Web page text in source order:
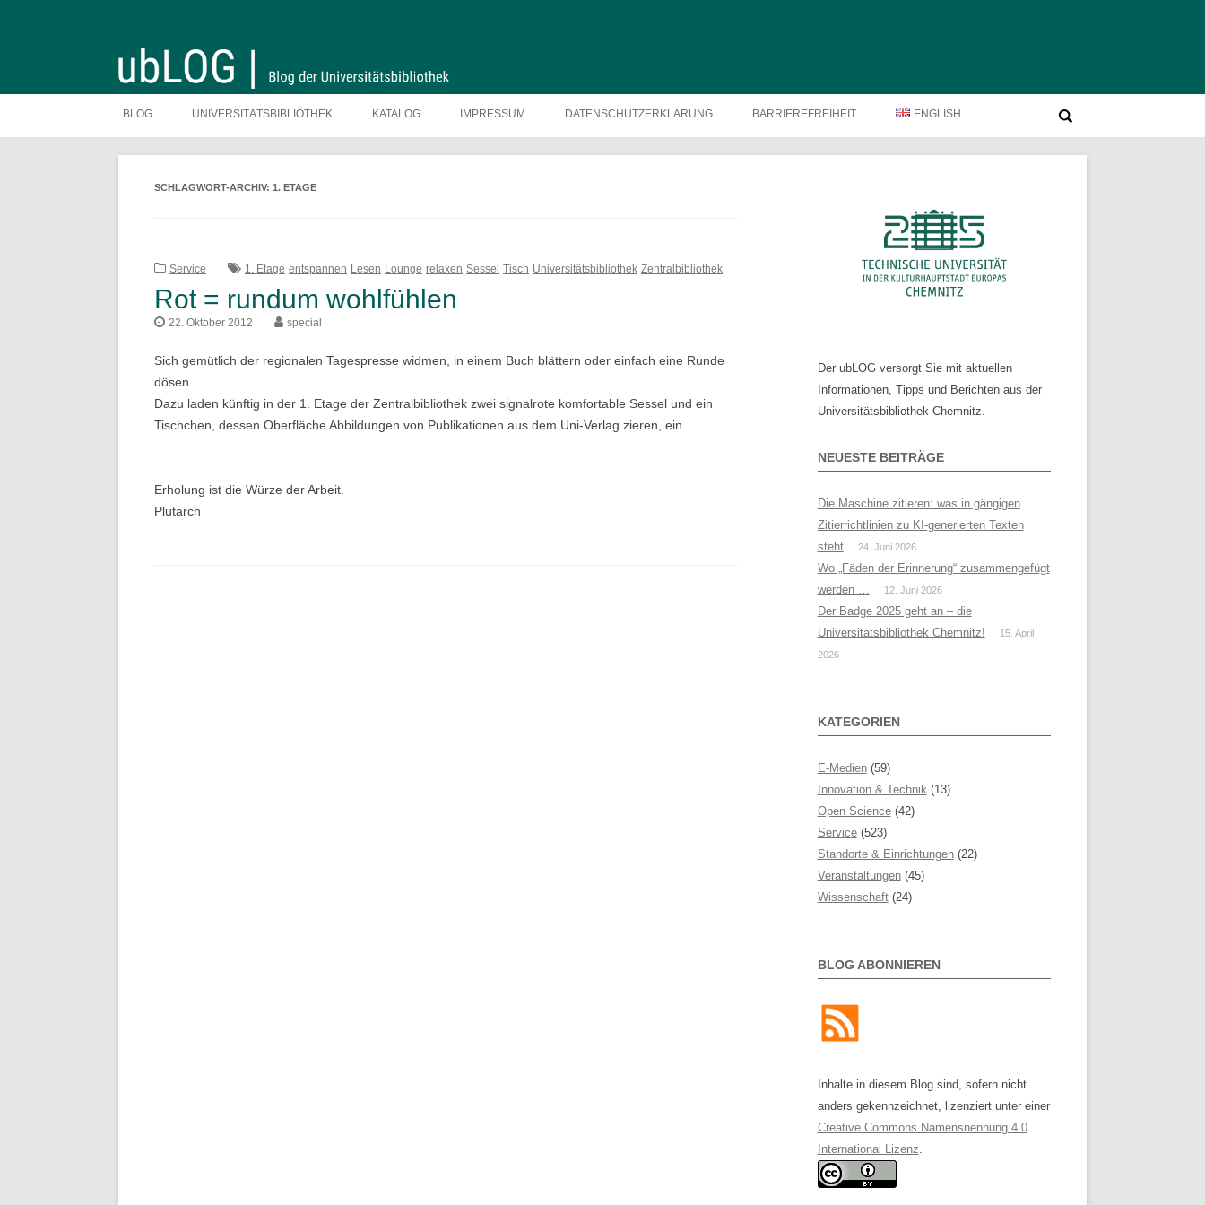
Inhalt
BLOG UNIVERSITÄTSBIBLIOTHEK KATALOG IMPRESSUM DATENSCHUTZERKLÄRUNG BARRIEREFREIHEIT ENGLISH
nach:
SCHLAGWORT-ARCHIV: 1. ETAGE
Service 1. Etage entspannen Lesen Lounge relaxen Sessel Tisch Universitätsbibliothek Zentralbibliothek
Rot = rundum wohlfühlen
22. Oktober 2012 special
Sich gemütlich der regionalen Tagespresse widmen, in einem Buch blättern oder einfach eine Runde
dösen…
Dazu laden künftig in der 1. Etage der Zentralbibliothek zwei signalrote komfortable Sessel und ein
Tischchen, dessen Oberfläche Abbildungen von Publikationen aus dem Uni-Verlag zieren, ein.
Erholung ist die Würze der Arbeit.
Plutarch
Der ubLOG versorgt Sie mit aktuellen
Informationen, Tipps und Berichten aus der
Universitätsbibliothek Chemnitz.
NEUESTE BEITRÄGE
Die Maschine zitieren: was in gängigen
Zitierrichtlinien zu KI-generierten Texten
steht
24. Juni 2026
Wo „Fäden der Erinnerung“ zusammengefügt
werden …
12. Juni 2026
Der Badge 2025 geht an – die
Universitätsbibliothek Chemnitz!
15. April
2026
KATEGORIEN
E-Medien(59)
Innovation & Technik(13)
Open Science(42)
Service(523)
Standorte & Einrichtungen(22)
Veranstaltungen(45)
Wissenschaft(24)
BLOG ABONNIEREN
Inhalte in diesem Blog sind, sofern nicht
anders gekennzeichnet, lizenziert unter einer
Creative Commons Namensnennung 4.0
International Lizenz.